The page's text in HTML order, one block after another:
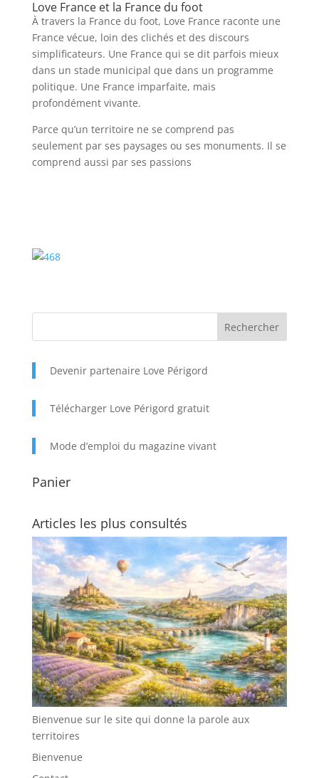
Love France et la France du foot
À travers la France du foot, Love France raconte une
France vécue, loin des clichés et des discours
simplificateurs. Une France qui se dit parfois mieux
dans un stade municipal que dans un programme
politique. Une France imparfaite, mais
profondément vivante.
Parce qu’un territoire ne se comprend pas
seulement par ses paysages ou ses monuments. Il se
comprend aussi par ses passions
Devenir partenaire Love Périgord
Télécharger Love Périgord gratuit
Mode d’emploi du magazine vivant
Panier
Articles les plus consultés
Bienvenue sur le site qui donne la parole aux
territoires
Bienvenue